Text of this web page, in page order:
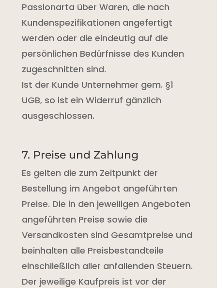
Passionarta über Waren, die nach
Kundenspezifikationen angefertigt
werden oder die eindeutig auf die
persönlichen Bedürfnisse des Kunden
zugeschnitten sind.
Ist der Kunde Unternehmer gem. §1
UGB, so ist ein Widerruf gänzlich
ausgeschlossen.
7. Preise und Zahlung
Es gelten die zum Zeitpunkt der
Bestellung im Angebot angeführten
Preise. Die in den jeweiligen Angeboten
angeführten Preise sowie die
Versandkosten sind Gesamtpreise und
beinhalten alle Preisbestandteile
einschließlich aller anfallenden Steuern.
Der jeweilige Kaufpreis ist vor der